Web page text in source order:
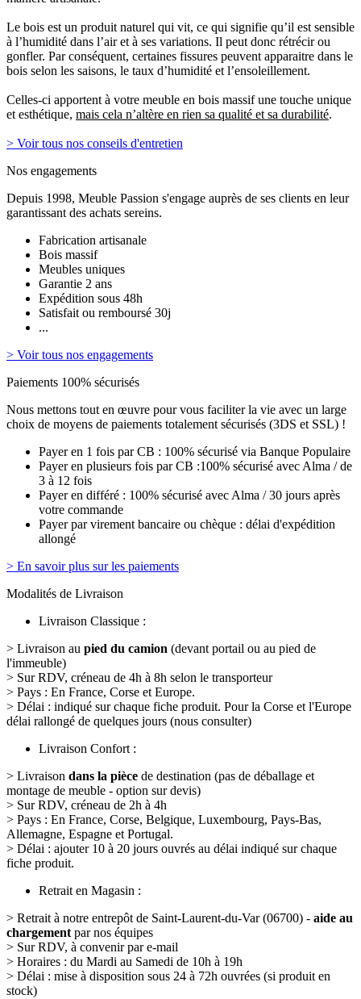
Le bois est un produit naturel qui vit, ce qui signifie qu’il est sensible
à l’humidité dans l’air et à ses variations. Il peut donc rétrécir ou
gonfler. Par conséquent, certaines fissures peuvent apparaitre dans le
bois selon les saisons, le taux d’humidité et l’ensoleillement.
Celles-ci apportent à votre meuble en bois massif une touche unique
et esthétique, mais cela n’altère en rien sa qualité et sa durabilité.
> Voir tous nos conseils d'entretien
Nos engagements
Depuis 1998, Meuble Passion s'engage auprès de ses clients en leur
garantissant des achats sereins.
Fabrication artisanale
Bois massif
Meubles uniques
Garantie 2 ans
Expédition sous 48h
Satisfait ou remboursé 30j
...
> Voir tous nos engagements
Paiements 100% sécurisés
Nous mettons tout en œuvre pour vous faciliter la vie avec un large
choix de moyens de paiements totalement sécurisés (3DS et SSL) !
Payer en 1 fois par CB : 100% sécurisé via Banque Populaire
Payer en plusieurs fois par CB :100% sécurisé avec Alma / de
3 à 12 fois
Payer en différé : 100% sécurisé avec Alma / 30 jours après
votre commande
Payer par virement bancaire ou chèque : délai d'expédition
allongé
> En savoir plus sur les paiements
Modalités de Livraison
Livraison Classique :
> Livraison au pied du camion (devant portail ou au pied de
l'immeuble)
> Sur RDV, créneau de 4h à 8h selon le transporteur
> Pays : En France, Corse et Europe.
> Délai : indiqué sur chaque fiche produit. Pour la Corse et l'Europe
délai rallongé de quelques jours (nous consulter)
Livraison Confort :
> Livraison dans la pièce de destination (pas de déballage et
montage de meuble - option sur devis)
> Sur RDV, créneau de 2h à 4h
> Pays : En France, Corse, Belgique, Luxembourg, Pays-Bas,
Allemagne, Espagne et Portugal.
> Délai : ajouter 10 à 20 jours ouvrés au délai indiqué sur chaque
fiche produit.
Retrait en Magasin :
> Retrait à notre entrepôt de Saint-Laurent-du-Var (06700) - aide au
chargement par nos équipes
> Sur RDV, à convenir par e-mail
> Horaires : du Mardi au Samedi de 10h à 19h
> Délai : mise à disposition sous 24 à 72h ouvrées (si produit en
stock)